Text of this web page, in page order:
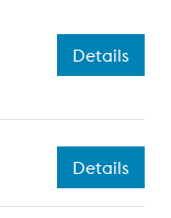
Details
Details